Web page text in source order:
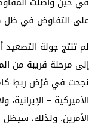
على التفاوض في ظل
لم تنتج جولة التصعيد
إلى مرحلة قريبة من
نجحت في فَرْض ربطٍ
الأميركية –
الأمرين. ولذلك،